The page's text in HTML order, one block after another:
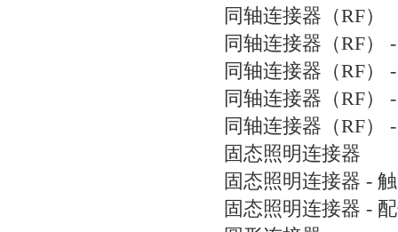
同轴连接器（RF）
同轴连接器（RF）
同轴连接器（RF）
同轴连接器（RF）
同轴连接器（RF）
固态照明连接器
固态照明连接器 -
固态照明连接器 -